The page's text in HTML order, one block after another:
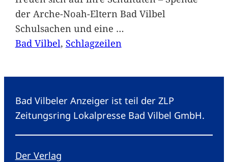
der Arche-Noah-Eltern Bad Vilbel
Schulsachen und eine …
Bad Vilbel, Schlagzeilen
Bad Vilbeler Anzeiger ist teil der ZLP
Zeitungsring Lokalpresse Bad Vilbel GmbH.
Der Verlag